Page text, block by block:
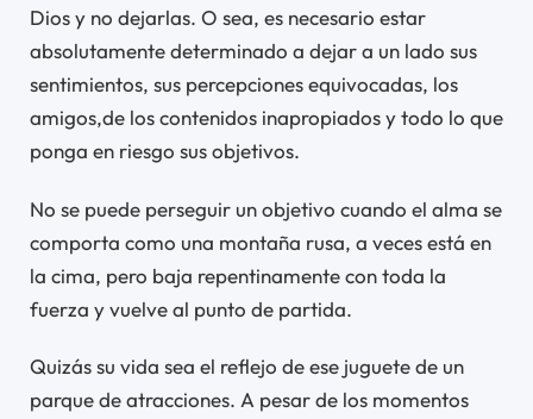
Dios y no dejarlas. O sea, es necesario estar
absolutamente determinado a dejar a un lado sus
sentimientos, sus percepciones equivocadas, los
amigos,de los contenidos inapropiados y todo lo que
ponga en riesgo sus objetivos.
No se puede perseguir un objetivo cuando el alma se
comporta como una montaña rusa, a veces está en
la cima, pero baja repentinamente con toda la
fuerza y vuelve al punto de partida.
Quizás su vida sea el reflejo de ese juguete de un
parque de atracciones. A pesar de los momentos